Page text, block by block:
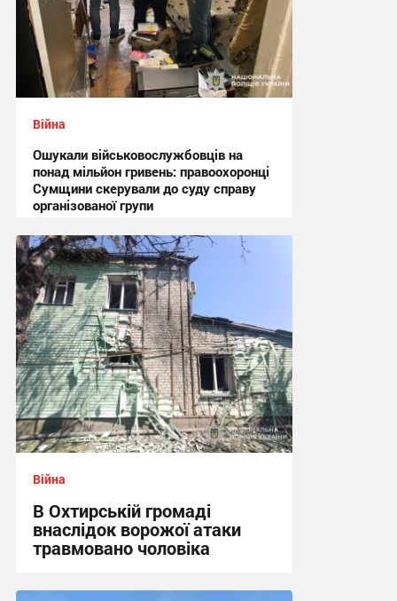
Війна
Ошукали військовослужбовців на
понад мільйон гривень: правоохоронці
Сумщини скерували до суду справу
організованої групи
12:47 сьогодні
Війна
В Охтирській громаді
внаслідок ворожої атаки
травмовано чоловіка